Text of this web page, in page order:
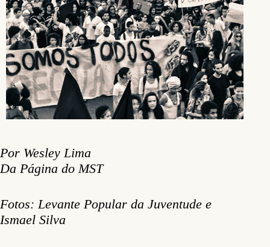
Por Wesley Lima
Da Página do MST
Fotos: Levante Popular da Juventude e
Ismael Silva